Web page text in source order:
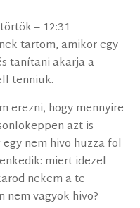
– 12:31
tartom, amikor egy
tanítani akarja a
tenniük.
erezni, hogy mennyire
azt is
nem hivo huzza fol
miert idezel
nekem a te
nem vagyok hivo?